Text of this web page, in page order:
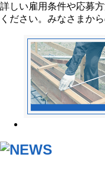
詳しい雇用条件や応募
ください。みなさまか